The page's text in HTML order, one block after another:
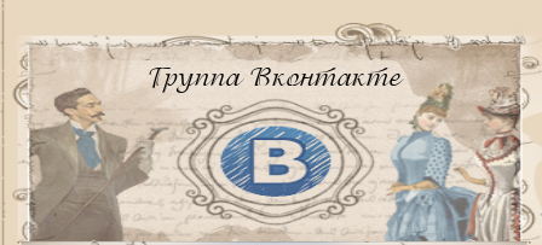
Группа Вконтакте